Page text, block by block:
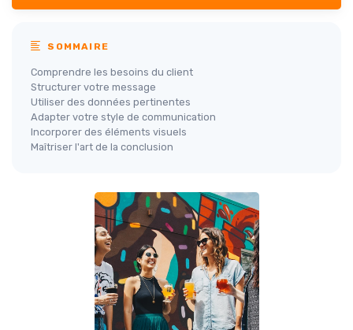
SOMMAIRE
Comprendre les besoins du client
Structurer votre message
Utiliser des données pertinentes
Adapter votre style de communication
Incorporer des éléments visuels
Maîtriser l'art de la conclusion